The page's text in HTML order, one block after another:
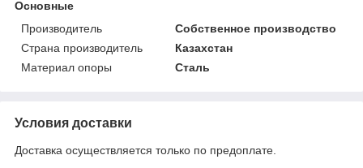
Основные
Производитель
Собственное производство
Страна производитель
Казахстан
Материал опоры
Сталь
Условия доставки
Доставка осуществляется только по предоплате.